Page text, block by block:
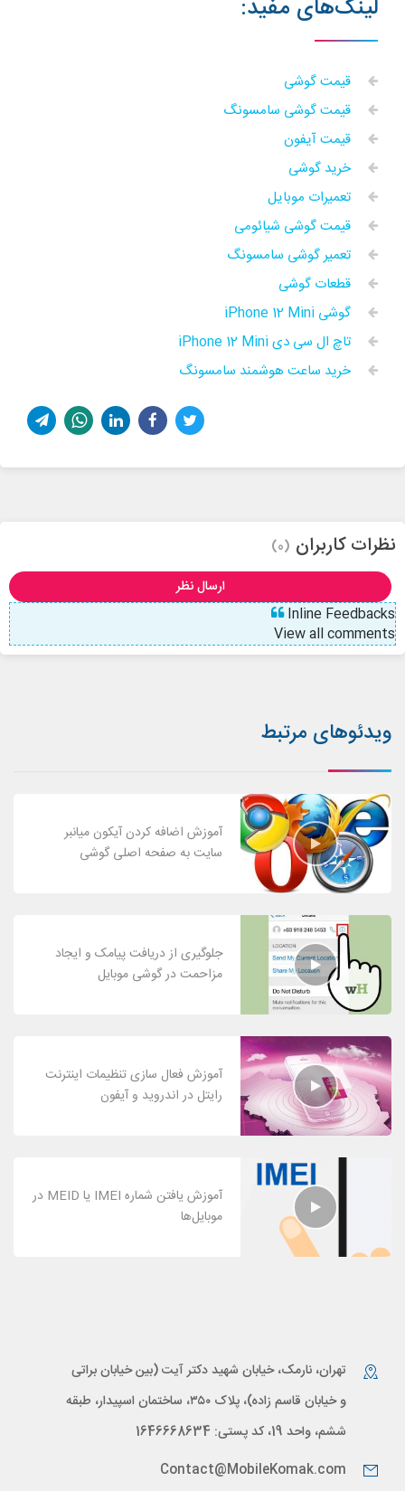
لینک‌های مفید:
قیمت گوشی
قیمت گوشی سامسونگ
قیمت آیفون
خرید گوشی
تعمیرات موبایل
قیمت گوشی شیائومی
تعمیر گوشی سامسونگ
قطعات گوشی
گوشی iPhone 12 Mini
تاچ ال سی دی iPhone 12 Mini
خرید ساعت هوشمند سامسونگ
نظرات کاربران (0)
ارسال نظر
Inline Feedbacks
View all comments
ویدئوهای مرتبط
آموزش اضافه کردن آیکون میانبر
سایت به صفحه اصلی گوشی
جلوگیری از دریافت پیامک و ایجاد
مزاحمت در گوشی موبایل
آموزش فعال سازی تنظیمات اینترنت
رایتل در اندروید و آیفون
آموزش یافتن شماره IMEI یا MEID در
موبایل‌ها
تهران، نارمک، خیابان شهید دکتر آیت (بین خیابان براتی
و خیابان قاسم زاده)، پلاک ۳۵۰، ساختمان اسپیدار، طبقه
ششم، واحد 19، کد پستی: 1646668634
Contact@MobileKomak.com